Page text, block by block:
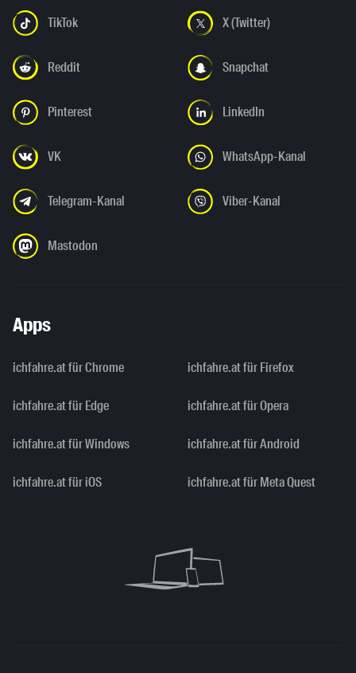
TikTok X (Twitter)
Reddit Snapchat
Pinterest LinkedIn
VK WhatsApp-Kanal
Telegram-Kanal Viber-Kanal
Mastodon
Apps
ichfahre.at für Chrome ichfahre.at für Firefox
ichfahre.at für Edge ichfahre.at für Opera
ichfahre.at für Windows ichfahre.at für Android
ichfahre.at für iOS ichfahre.at für Meta Quest